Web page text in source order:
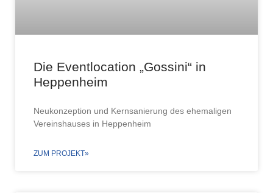
Die Eventlocation „Gossini“ in
Heppenheim
Neukonzeption und Kernsanierung des ehemaligen
Vereinshauses in Heppenheim
ZUM PROJEKT»